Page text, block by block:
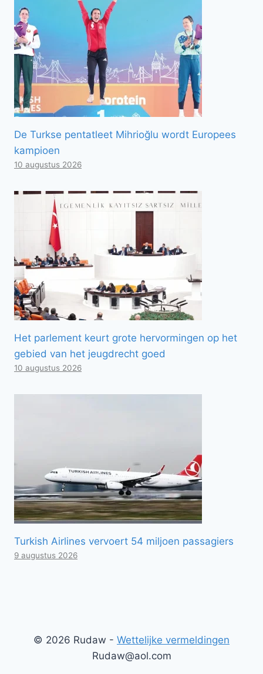
De Turkse pentatleet Mihrioğlu wordt Europees
kampioen
10 augustus 2026
Het parlement keurt grote hervormingen op het
gebied van het jeugdrecht goed
10 augustus 2026
Turkish Airlines vervoert 54 miljoen passagiers
9 augustus 2026
© 2026 Rudaw - Wettelijke vermeldingen
Rudaw@aol.com